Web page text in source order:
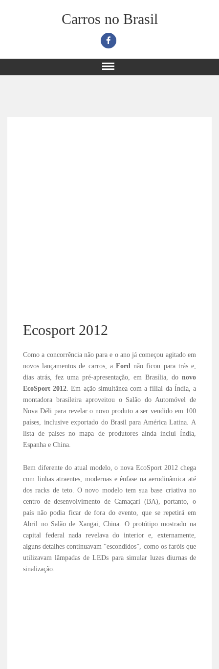
Carros no Brasil
Ecosport 2012
Como a concorrência não para e o ano já começou agitado em
novos lançamentos de carros, a Ford não ficou para trás e,
dias atrás, fez uma pré-apresentação, em Brasília, donovo
EcoSport 2012. Em ação simultânea com a filial da Índia, a
montadora brasileira aproveitou o Salão do Automóvel de
Nova Déli para revelar o novo produto a ser vendido em 100
países, inclusive exportado do Brasil para América Latina. A
lista de países no mapa de produtores ainda inclui Índia,
Espanha e China.
Bem diferente do atual modelo, o nova EcoSport 2012 chega
com linhas atraentes, modernas e ênfase na aerodinâmica até
dos racks de teto. O novo modelo tem sua base criativa no
centro de desenvolvimento de Camaçari (BA), portanto, o
país não podia ficar de fora do evento, que se repetirá em
Abril no Salão de Xangai, China. O protótipo mostrado na
capital federal nada revelava do interior e, externamente,
alguns detalhes continuavam “escondidos”, como os faróis que
utilizavam lâmpadas de LEDs para simular luzes diurnas de
sinalização.